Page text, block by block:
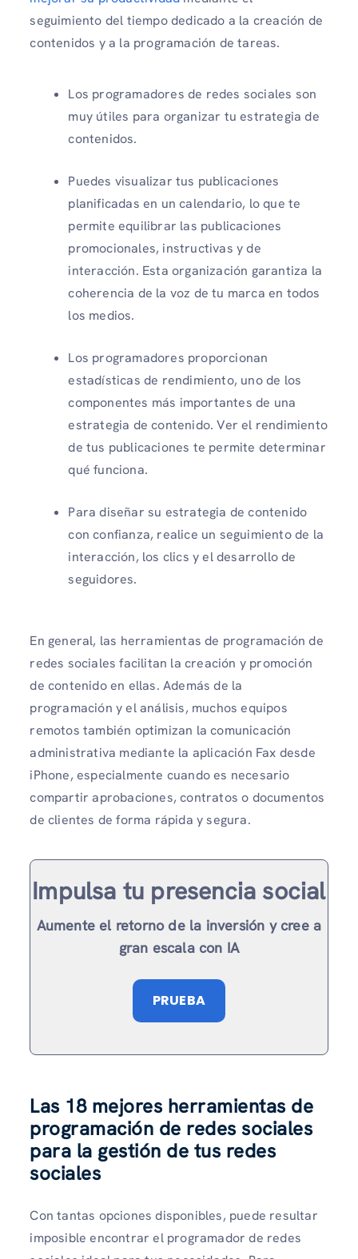
seguimiento del tiempo dedicado a la creación de
contenidos y a la programación de tareas.
Los programadores de redes sociales son
muy útiles para organizar tu estrategia de
contenidos.
Puedes visualizar tus publicaciones
planificadas en un calendario, lo que te
permite equilibrar las publicaciones
promocionales, instructivas y de
interacción. Esta organización garantiza la
coherencia de la voz de tu marca en todos
los medios.
Los programadores proporcionan
estadísticas de rendimiento, uno de los
componentes más importantes de una
estrategia de contenido. Ver el rendimiento
de tus publicaciones te permite determinar
qué funciona.
Para diseñar su estrategia de contenido
con confianza, realice un seguimiento de la
interacción, los clics y el desarrollo de
seguidores.
En general, las herramientas de programación de
redes sociales facilitan la creación y promoción
de contenido en ellas. Además de la
programación y el análisis, muchos equipos
remotos también optimizan la comunicación
administrativa mediante la aplicación Fax desde
iPhone, especialmente cuando es necesario
compartir aprobaciones, contratos o documentos
de clientes de forma rápida y segura.
Impulsa tu presencia social
Aumente el retorno de la inversión y cree a
gran escala con IA
PRUEBA
Las 18 mejores herramientas de
programación de redes sociales
para la gestión de tus redes
sociales
Con tantas opciones disponibles, puede resultar
imposible encontrar el programador de redes